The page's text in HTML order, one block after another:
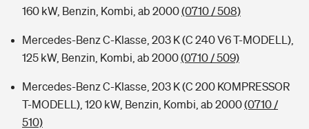
160 kW, Benzin, Kombi, ab 2000(0710 / 508)
Mercedes-Benz C-Klasse, 203 K (C 240 V6 T-MODELL),
125 kW, Benzin, Kombi, ab 2000(0710 / 509)
Mercedes-Benz C-Klasse, 203 K (C 200 KOMPRESSOR
T-MODELL), 120 kW, Benzin, Kombi, ab 2000(0710 /
510)